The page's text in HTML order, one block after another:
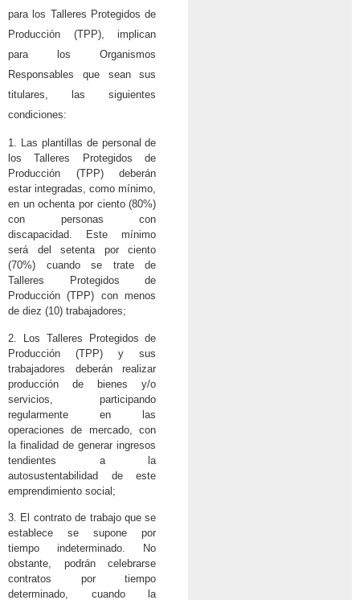
para los Talleres Protegidos de
Producción (TPP), implican
para los Organismos
Responsables que sean sus
titulares, las siguientes
condiciones:
1. Las plantillas de personal de
los Talleres Protegidos de
Producción (TPP) deberán
estar integradas, como mínimo,
en un ochenta por ciento (80%)
con personas con
discapacidad. Este mínimo
será del setenta por ciento
(70%) cuando se trate de
Talleres Protegidos de
Producción (TPP) con menos
de diez (10) trabajadores;
2. Los Talleres Protegidos de
Producción (TPP) y sus
trabajadores deberán realizar
producción de bienes y/o
servicios, participando
regularmente en las
operaciones de mercado, con
la finalidad de generar ingresos
tendientes a la
autosustentabilidad de este
emprendimiento social;
3. El contrato de trabajo que se
establece se supone por
tiempo indeterminado. No
obstante, podrán celebrarse
contratos por tiempo
determinado, cuando la